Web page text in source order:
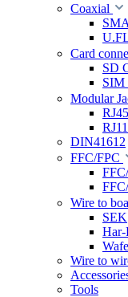
Coaxial
SMA
Card
SD
SIM
Modular
RJ45
RJ11
DIN41612
FFC/FPC
Wire to
SEK
Wire to
Tools